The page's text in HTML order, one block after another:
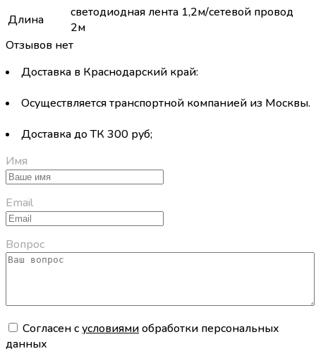
Длина
светодиодная лента 1,2м/сетевой провод
2м
Отзывов нет
Доставка в Краснодарский край:
Осуществляется транспортной компанией из Москвы.
Доставка до ТК 300 руб;
Имя
Email
Вопрос
Cогласен сусловиямиобработки персональных
данных